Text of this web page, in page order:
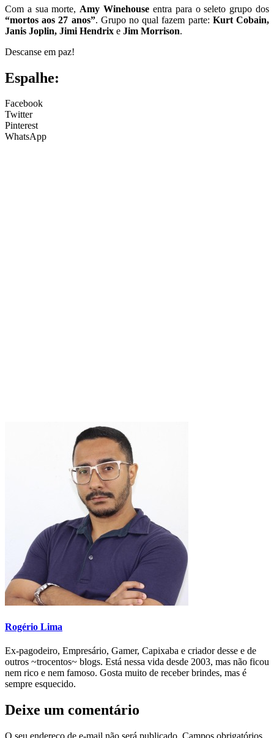
Com a sua morte, Amy Winehouse entra para o seleto grupo dos
“mortos aos 27 anos”. Grupo no qual fazem parte: Kurt Cobain,
Janis Joplin, Jimi Hendrix e Jim Morrison.
Descanse em paz!
Espalhe:
Facebook
Twitter
Pinterest
WhatsApp
Rogério Lima
Ex-pagodeiro, Empresário, Gamer, Capixaba e criador desse e de
outros ~trocentos~ blogs. Está nessa vida desde 2003, mas não ficou
nem rico e nem famoso. Gosta muito de receber brindes, mas é
sempre esquecido.
Deixe um comentário
O seu endereço de e-mail não será publicado. Campos obrigatórios